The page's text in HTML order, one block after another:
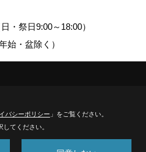
日・祭日9:00～18:00）
始・盆除く）
バシーポリシー 」をご覧ください。
てください。